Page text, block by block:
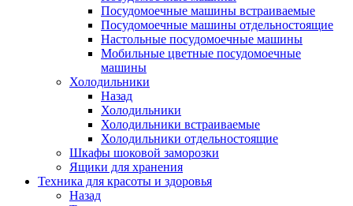
Посудомоечные машины встраиваемые
Посудомоечные машины отдельностоящие
Настольные посудомоечные машины
Мобильные цветные посудомоечные
машины
Холодильники
Назад
Холодильники
Холодильники встраиваемые
Холодильники отдельностоящие
Шкафы шоковой заморозки
Ящики для хранения
Техника для красоты и здоровья
Назад